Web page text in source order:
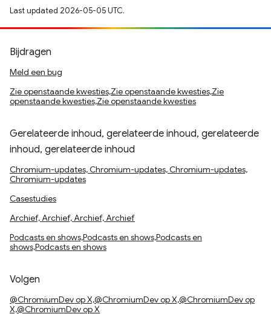
Last updated 2026-05-05 UTC.
Bijdragen
Meld een bug
Zie openstaande kwesties,Zie openstaande kwesties,Zie
openstaande kwesties,Zie openstaande kwesties
Gerelateerde inhoud, gerelateerde inhoud, gerelateerde
inhoud, gerelateerde inhoud
Chromium-updates, Chromium-updates, Chromium-updates,
Chromium-updates
Casestudies
Archief, Archief, Archief, Archief
Podcasts en shows,Podcasts en shows,Podcasts en
shows,Podcasts en shows
Volgen
@ChromiumDev op X,@ChromiumDev op X,@ChromiumDev op
X,@ChromiumDev op X